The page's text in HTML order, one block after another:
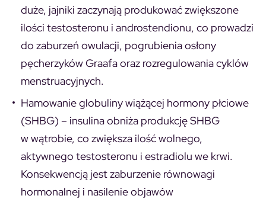
duże, jajniki zaczynają produkować zwiększone
ilości testosteronu i androstendionu, co prowadzi
do zaburzeń owulacji, pogrubienia osłony
pęcherzyków Graafa oraz rozregulowania cyklów
menstruacyjnych.
Hamowanie globuliny wiążącej hormony płciowe
(SHBG) – insulina obniża produkcję SHBG
w wątrobie, co zwiększa ilość wolnego,
aktywnego testosteronu i estradiolu we krwi.
Konsekwencją jest zaburzenie równowagi
hormonalnej i nasilenie objawów